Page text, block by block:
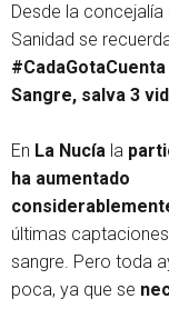
Desde la concejalía
Sanidad se
#CadaGotaCuenta
Sangre, salva 3
En La Nucía la
ha aumentado
últimas
sangre. Pero toda
poca, ya que se